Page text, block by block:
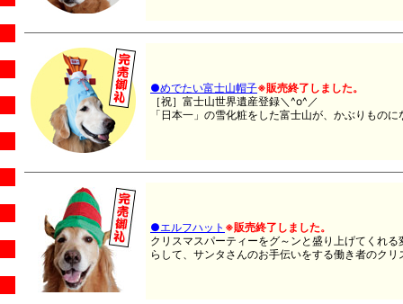
●めでたい富士山帽子※販売終了しました。
［祝］富士山世界遺産登録＼^o^／
「日本一」の雪化粧をした富士山が、かぶりもの
●エルフハット ※販売終了しました。
クリスマスパーティーをグ～ンと盛り上げてくれ
らして、サンタさんのお手伝いをする働き者のク